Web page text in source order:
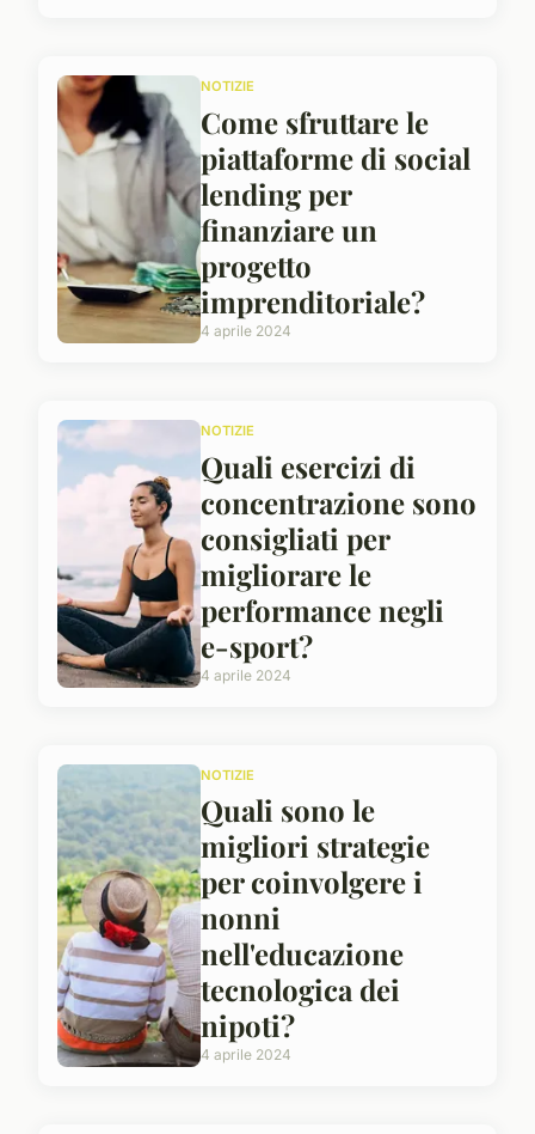
NOTIZIE
Come sfruttare le
piattaforme di social
lending per
finanziare un
progetto
imprenditoriale?
4 aprile 2024
NOTIZIE
Quali esercizi di
concentrazione sono
consigliati per
migliorare le
performance negli
e-sport?
4 aprile 2024
NOTIZIE
Quali sono le
migliori strategie
per coinvolgere i
nonni
nell'educazione
tecnologica dei
nipoti?
4 aprile 2024